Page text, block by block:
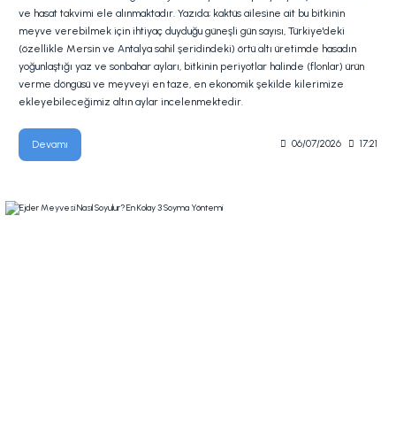
ve hasat takvimi ele alınmaktadır. Yazıda; kaktüs ailesine ait bu bitkinin
meyve verebilmek için ihtiyaç duyduğu güneşli gün sayısı, Türkiye'deki
(özellikle Mersin ve Antalya sahil şeridindeki) örtü altı üretimde hasadın
yoğunlaştığı yaz ve sonbahar ayları, bitkinin periyotlar halinde (flonlar) ürün
verme döngüsü ve meyveyi en taze, en ekonomik şekilde kilerimize
ekleyebileceğimiz altın aylar incelenmektedir.
Devamı 06/07/2026 17:21